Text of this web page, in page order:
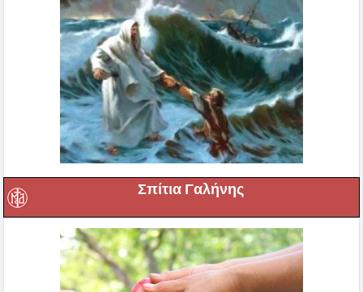
Σπίτια Γαλήνης